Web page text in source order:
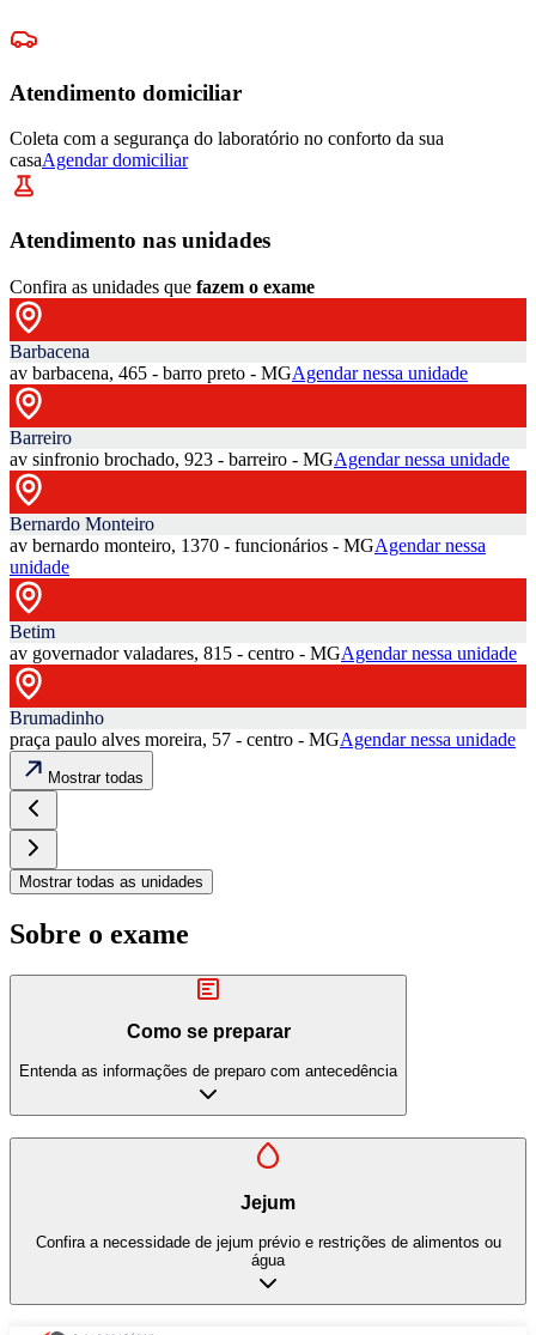
Atendimento domiciliar
Coleta com a segurança do laboratório no conforto da sua
casaAgendar domiciliar
Atendimento nas unidades
Confira as unidades que fazem o exame
Barbacena
av barbacena, 465 - barro preto - MGAgendar nessa unidade
Barreiro
av sinfronio brochado, 923 - barreiro - MGAgendar nessa unidade
Bernardo Monteiro
av bernardo monteiro, 1370 - funcionários - MGAgendar nessa
unidade
Betim
av governador valadares, 815 - centro - MGAgendar nessa unidade
Brumadinho
praça paulo alves moreira, 57 - centro - MGAgendar nessa unidade
Mostrar todas
Mostrar todas as unidades
Sobre o exame
Como se preparar
Entenda as informações de preparo com antecedência
Jejum
Confira a necessidade de jejum prévio e restrições de alimentos ou
água